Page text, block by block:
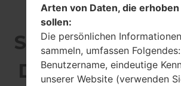
SAMSUNG SM-
DER GALAXY
Arten von Daten, die
sollen:
Die persönlichen
sammeln, umfassen Folgendes:
Benutzername, eindeutige
unserer Website (verwenden